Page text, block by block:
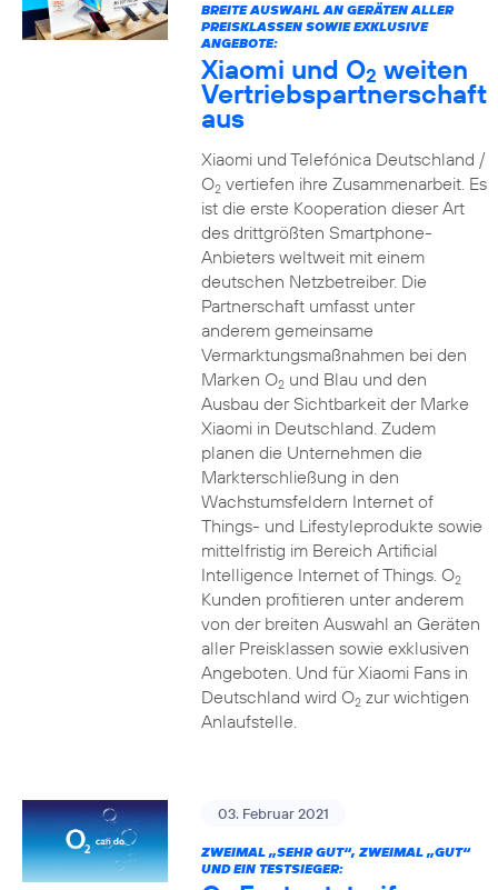
BREITE AUSWAHL AN GERÄTEN ALLER
PREISKLASSEN SOWIE EXKLUSIVE
ANGEBOTE:
Xiaomi und O2 weiten
Vertriebspartnerschaft
aus
Xiaomi und Telefónica Deutschland /
O2vertiefen ihre Zusammenarbeit. Es
ist die erste Kooperation dieser Art
des drittgrößten Smartphone-
Anbieters weltweit mit einem
deutschen Netzbetreiber. Die
Partnerschaft umfasst unter
anderem gemeinsame
Vermarktungsmaßnahmen bei den
Marken O2und Blau und den
Ausbau der Sichtbarkeit der Marke
Xiaomi in Deutschland. Zudem
planen die Unternehmen die
Markterschließung in den
Wachstumsfeldern Internet of
Things- und Lifestyleprodukte sowie
mittelfristig im Bereich Artificial
Intelligence Internet of Things. O2
Kunden profitieren unter anderem
von der breiten Auswahl an Geräten
aller Preisklassen sowie exklusiven
Angeboten. Und für Xiaomi Fans in
Deutschland wird O2zur wichtigen
Anlaufstelle.
03. Februar 2021
ZWEIMAL „SEHR GUT“, ZWEIMAL „GUT“
UND EIN TESTSIEGER: